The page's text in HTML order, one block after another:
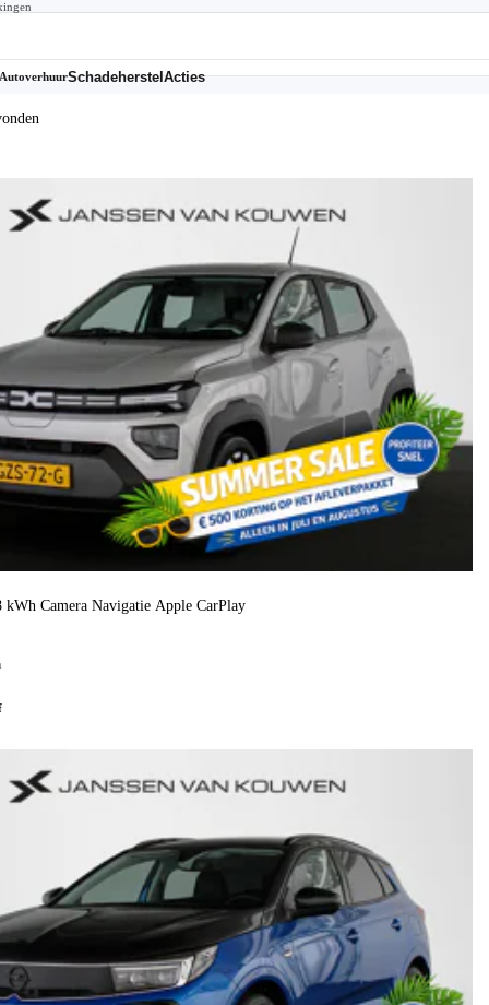
AutoverhuurSchadeherstelActies
kWh Camera Navigatie Apple CarPlay